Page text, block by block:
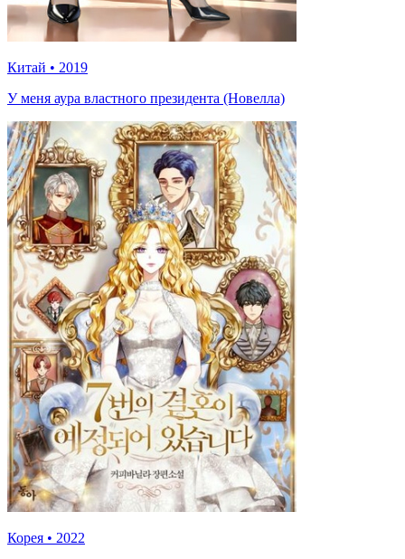
Китай • 2019
У меня аура властного президента (Новелла)
Корея • 2022